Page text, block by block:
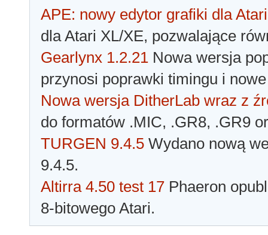
APE: nowy edytor grafiki dla Atari
dla Atari XL/XE, pozwalające
Gearlynx 1.2.21 Nowa wersja
przynosi poprawki timingu i
Nowa wersja DitherLab wraz z
do formatów .MIC, .GR8, .GR9
TURGEN 9.4.5 Wydano nową
9.4.5.
Altirra 4.50 test 17 Phaeron
8-bitowego Atari.